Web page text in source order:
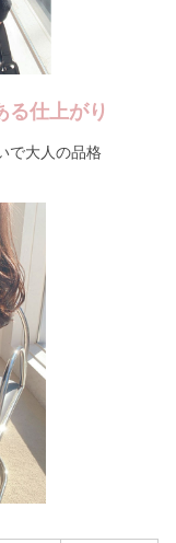
る仕上がり
で大人の品格